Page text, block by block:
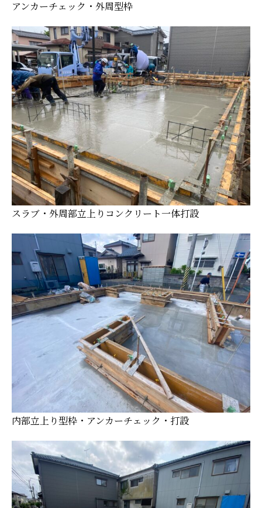
アンカーチェック・外周型枠
スラブ・外周部立上りコンクリート一体打設
内部立上り型枠・アンカーチェック・打設